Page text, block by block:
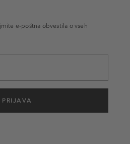
e-poštna obvestila o vseh
PRIJAVA